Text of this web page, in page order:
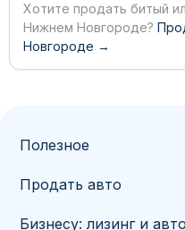
Хотите продать битый
Нижнем Новгороде?
Новгороде →
Полезное
Продать авто
Бизнесу: лизинг и